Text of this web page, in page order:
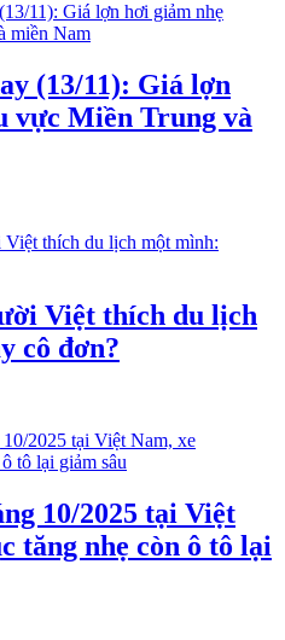
(13/11): Giá lợn
vực Miền Trung và
Việt thích du lịch
cô đơn?
10/2025 tại Việt
tăng nhẹ còn ô tô lại